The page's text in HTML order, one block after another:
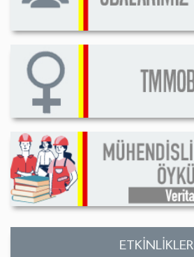
ETKİNLİKLER